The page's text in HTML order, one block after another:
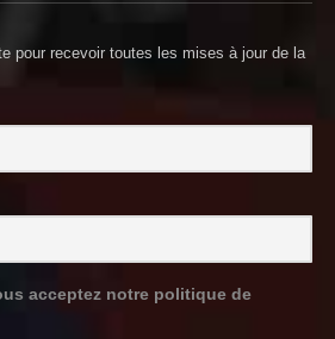
pour recevoir toutes les mises à jour de la
acceptez notre politique de